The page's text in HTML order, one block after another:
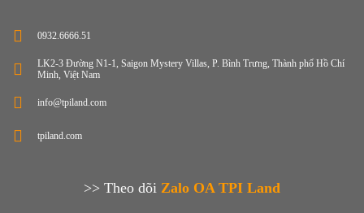
0932.6666.51
LK2-3 Đường N1-1, Saigon Mystery Villas, P. Bình Trưng, Thành phố Hồ Chí
Minh, Việt Nam
info@tpiland.com
tpiland.com
>> Theo dõi Zalo OA TPI Land